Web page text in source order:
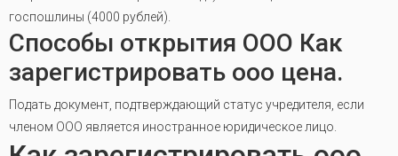
госпошлины (4000 рублей).
Способы открытия ООО Как
зарегистрировать ооо цена.
Подать документ, подтверждающий статус учредителя, если
членом ООО является иностранное юридическое лицо.